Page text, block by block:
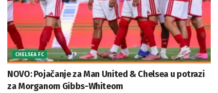
CHELSEA FC
NOVO: Pojačanje za Man United & Chelsea u potrazi
za Morganom Gibbs-Whiteom